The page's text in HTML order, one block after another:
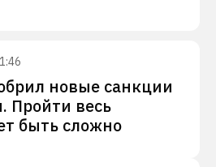
новые санкции
Пройти весь
быть сложно